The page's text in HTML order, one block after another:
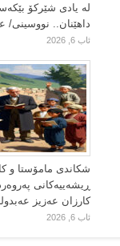
لە یادی شێرکۆ
داهێنان.. نووسینی/
ئاب 6, 2026
شکاندی مامۆستا و
ڕیشەییەکانی
کارزان عەزیز
ئاب 6, 2026